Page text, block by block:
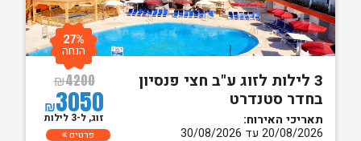
3 לילות לזוג ע"ב חצי פנסיון
בחדר סטנדרט
תאריכי האירוח:
20/08/2026 עד 30/08/2026
₪4200
₪3050
27%
הנחה
זוג, ל-3 לילות
פרטים